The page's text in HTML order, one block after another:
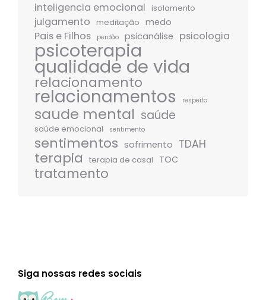
inteligencia emocional isolamento
julgamento meditação medo
Pais e Filhos perdão psicanálise psicologia
psicoterapia
qualidade de vida
relacionamento
relacionamentos respeito
saude mental saúde
saúde emocional sentimento
sentimentos sofrimento TDAH
terapia terapia de casal TOC
tratamento
Siga nossas redes sociais